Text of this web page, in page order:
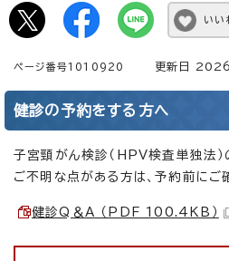
いい
ページ番号1010920 更新日 2026
健診の予約をする方へ
子宮頸がん検診（HPV検査単独法）
ご不明な点がある方は、予約前にご
健診Q＆A （PDF 100.4KB）